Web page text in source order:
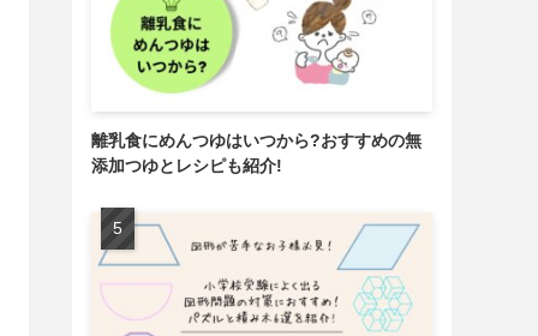
離乳食にめんつゆはいつから?おすすめの無
添加つゆとレシピも紹介!